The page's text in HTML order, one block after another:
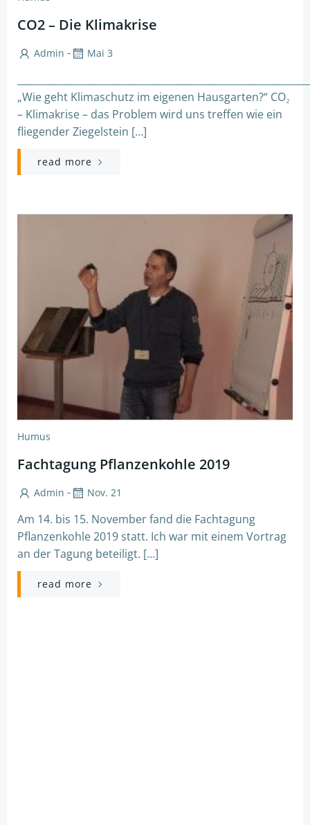
CO2 – Die Klimakrise
Admin - Mai 3
„Wie geht Klimaschutz im eigenen Hausgarten?“ CO₂
– Klimakrise – das Problem wird uns treffen wie ein
fliegender Ziegelstein […]
read more
Humus
Fachtagung Pflanzenkohle 2019
Admin - Nov. 21
Am 14. bis 15. November fand die Fachtagung
Pflanzenkohle 2019 statt. Ich war mit einem Vortrag
an der Tagung beteiligt. […]
read more